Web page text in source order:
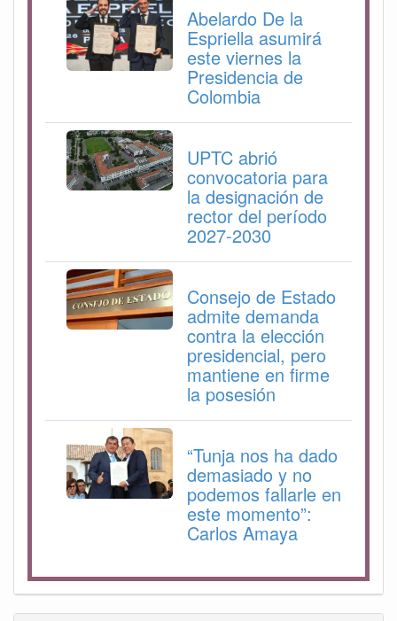
Abelardo De la
Espriella asumirá
este viernes la
Presidencia de
Colombia
UPTC abrió
convocatoria para
la designación de
rector del período
2027-2030
Consejo de Estado
admite demanda
contra la elección
presidencial, pero
mantiene en firme
la posesión
“Tunja nos ha dado
demasiado y no
podemos fallarle en
este momento”:
Carlos Amaya